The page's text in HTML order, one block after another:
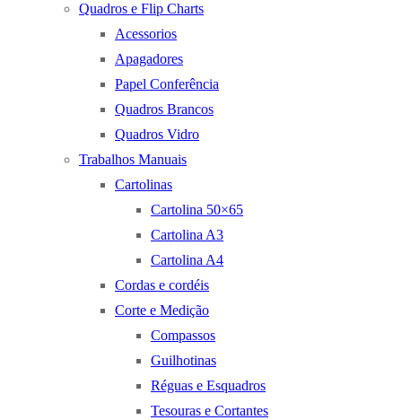
Quadros e Flip Charts
Acessorios
Apagadores
Papel Conferência
Quadros Brancos
Quadros Vidro
Trabalhos Manuais
Cartolinas
Cartolina 50×65
Cartolina A3
Cartolina A4
Cordas e cordéis
Corte e Medição
Compassos
Guilhotinas
Réguas e Esquadros
Tesouras e Cortantes